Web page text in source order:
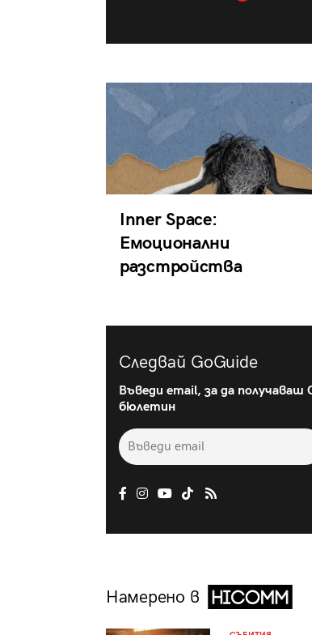
Inner Space:
Емоционални
разстройства
Следвай GoGuide
Въведи email, за да получаваш
бюлетин
Намерено в